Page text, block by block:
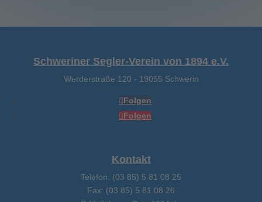
Schweriner Segler-Verein von 1894 e.V.
Werderstraße 120 - 19055 Schwerin
Folgen
Folgen
Kontakt
Telefon: (03 85) 5 81 08 25
Fax: (03 85) 5 81 08 26